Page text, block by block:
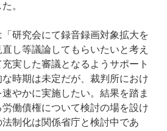
。
研究会にて録音録画対象拡大を
し等議論してもらいたいと考え
実した審議となるようサポート
時期は未定だが、裁判所におけ
やかに実施したい。結果を踏ま
働債権について検討の場を設け
制化は関係省庁と検討中であ